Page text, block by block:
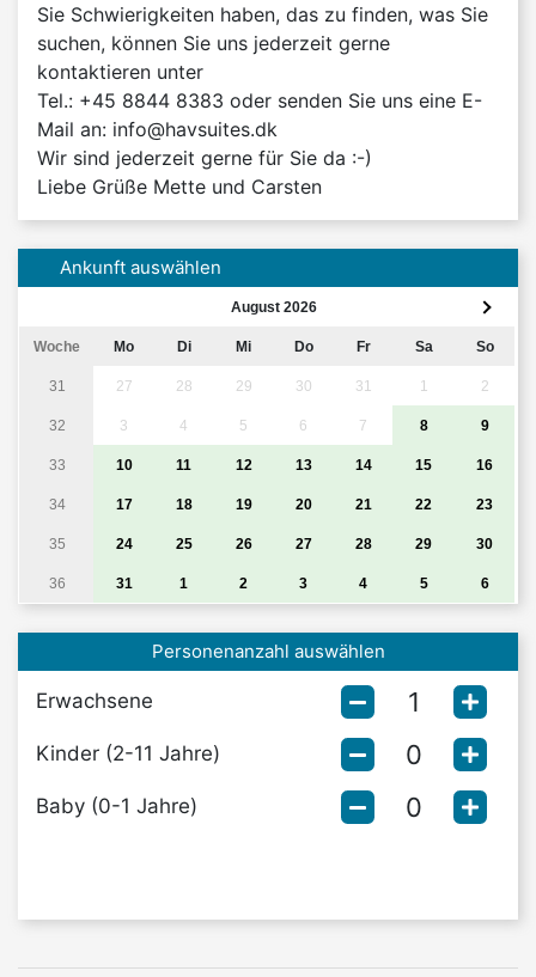
Sie Schwierigkeiten haben, das zu finden, was Sie
suchen, können Sie uns jederzeit gerne
kontaktieren unter
Tel.: +45 8844 8383 oder senden Sie uns eine E-
Mail an: info@havsuites.dk
Wir sind jederzeit gerne für Sie da :-)
Liebe Grüße Mette und Carsten
Ankunft auswählen
August 2026
Woche Mo Di Mi Do Fr Sa So
31 27 28 29 30 31 1 2
32 3 4 5 6 7 8 9
33 10 11 12 13 14 15 16
34 17 18 19 20 21 22 23
35 24 25 26 27 28 29 30
36 31 1 2 3 4 5 6
Personenanzahl auswählen
Erwachsene
Kinder (2-11 Jahre)
Baby (0-1 Jahre)